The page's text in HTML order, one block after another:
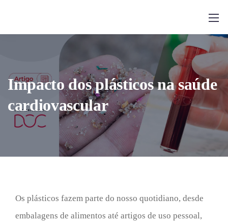
Impacto dos plásticos na saúde
cardiovascular
Os plásticos fazem parte do nosso quotidiano, desde
embalagens de alimentos até artigos de uso pessoal,